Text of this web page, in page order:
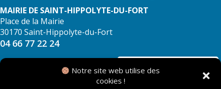
Notre site web utilise des
cookies !
MAIRIE DE SAINT-HIPPOLYTE-DU-FORT
Place de la Mairie
30170 Saint-Hippolyte-du-Fort
04 66 77 22 24
NOUS CONTACTER